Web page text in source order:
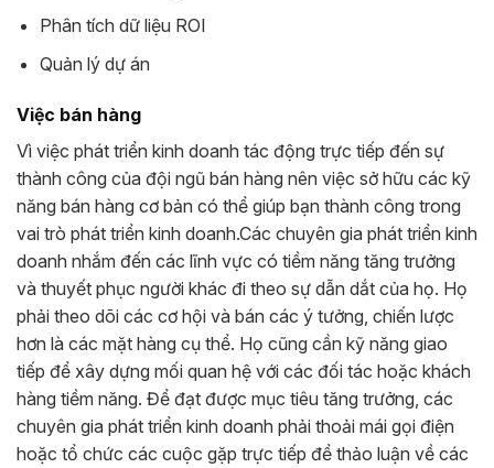
Phân tích dữ liệu ROI
Quản lý dự án
Việc bán hàng
Vì việc phát triển kinh doanh tác động trực tiếp đến sự
thành công của đội ngũ bán hàng nên việc sở hữu các kỹ
năng bán hàng cơ bản có thể giúp bạn thành công trong
vai trò phát triển kinh doanh.Các chuyên gia phát triển kinh
doanh nhắm đến các lĩnh vực có tiềm năng tăng trưởng
và thuyết phục người khác đi theo sự dẫn dắt của họ. Họ
phải theo dõi các cơ hội và bán các ý tưởng, chiến lược
hơn là các mặt hàng cụ thể. Họ cũng cần kỹ năng giao
tiếp để xây dựng mối quan hệ với các đối tác hoặc khách
hàng tiềm năng. Để đạt được mục tiêu tăng trưởng, các
chuyên gia phát triển kinh doanh phải thoải mái gọi điện
hoặc tổ chức các cuộc gặp trực tiếp để thảo luận về các